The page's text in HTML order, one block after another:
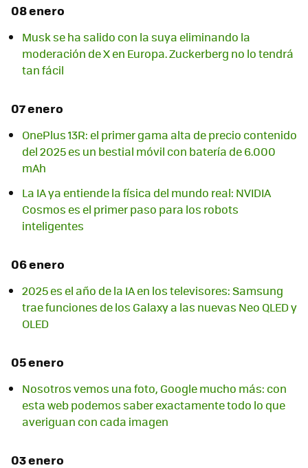
08 enero
Musk se ha salido con la suya eliminando la
moderación de X en Europa. Zuckerberg no lo tendrá
tan fácil
07 enero
OnePlus 13R: el primer gama alta de precio contenido
del 2025 es un bestial móvil con batería de 6.000
mAh
La IA ya entiende la física del mundo real: NVIDIA
Cosmos es el primer paso para los robots
inteligentes
06 enero
2025 es el año de la IA en los televisores: Samsung
trae funciones de los Galaxy a las nuevas Neo QLED y
OLED
05 enero
Nosotros vemos una foto, Google mucho más: con
esta web podemos saber exactamente todo lo que
averiguan con cada imagen
03 enero